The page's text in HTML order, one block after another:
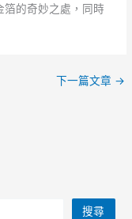
的奇妙之處，同時
下一篇文章 →
搜尋